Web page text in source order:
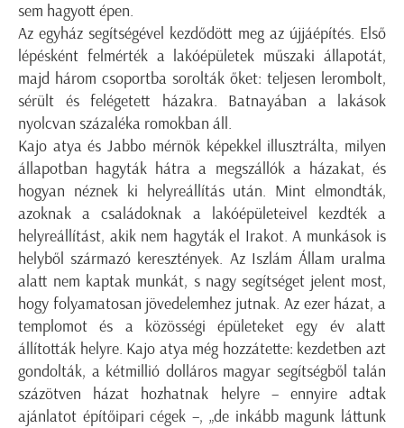
sem hagyott épen.
Az egyház segítségével kezdődött meg az újjáépítés. Első
lépésként felmérték a lakóépületek műszaki állapotát,
majd három csoportba sorolták őket: teljesen lerombolt,
sérült és felégetett házakra. Batnayában a lakások
nyolcvan százaléka romokban áll.
Kajo atya és Jabbo mérnök képekkel illusztrálta, milyen
állapotban hagyták hátra a megszállók a házakat, és
hogyan néznek ki helyreállítás után. Mint elmondták,
azoknak a családoknak a lakóépületeivel kezdték a
helyreállítást, akik nem hagyták el Irakot. A munkások is
helyből származó keresztények. Az Iszlám Állam uralma
alatt nem kaptak munkát, s nagy segítséget jelent most,
hogy folyamatosan jövedelemhez jutnak. Az ezer házat, a
templomot és a közösségi épületeket egy év alatt
állították helyre. Kajo atya még hozzátette: kezdetben azt
gondolták, a kétmillió dolláros magyar segítségből talán
százötven házat hozhatnak helyre – ennyire adtak
ajánlatot építőipari cégek –, „de inkább magunk láttunk